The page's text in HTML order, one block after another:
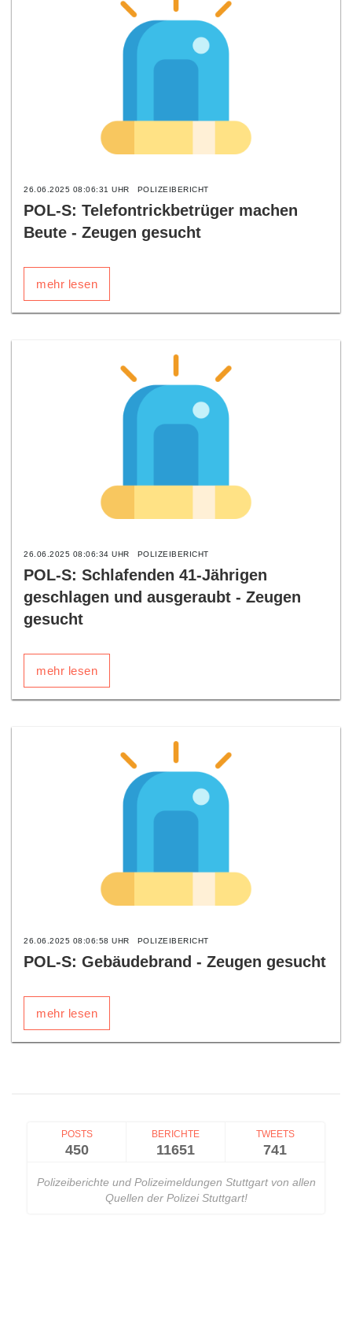
26.06.2025 08:06:31 UHR POLIZEIBERICHT
POL-S: Telefontrickbetrüger machen
Beute - Zeugen gesucht
mehr lesen
26.06.2025 08:06:34 UHR POLIZEIBERICHT
POL-S: Schlafenden 41-Jährigen
geschlagen und ausgeraubt - Zeugen
gesucht
mehr lesen
26.06.2025 08:06:58 UHR POLIZEIBERICHT
POL-S: Gebäudebrand - Zeugen gesucht
mehr lesen
POSTS
450
BERICHTE
11651
TWEETS
741
Polizeiberichte und Polizeimeldungen Stuttgart von allen
Quellen der Polizei Stuttgart!